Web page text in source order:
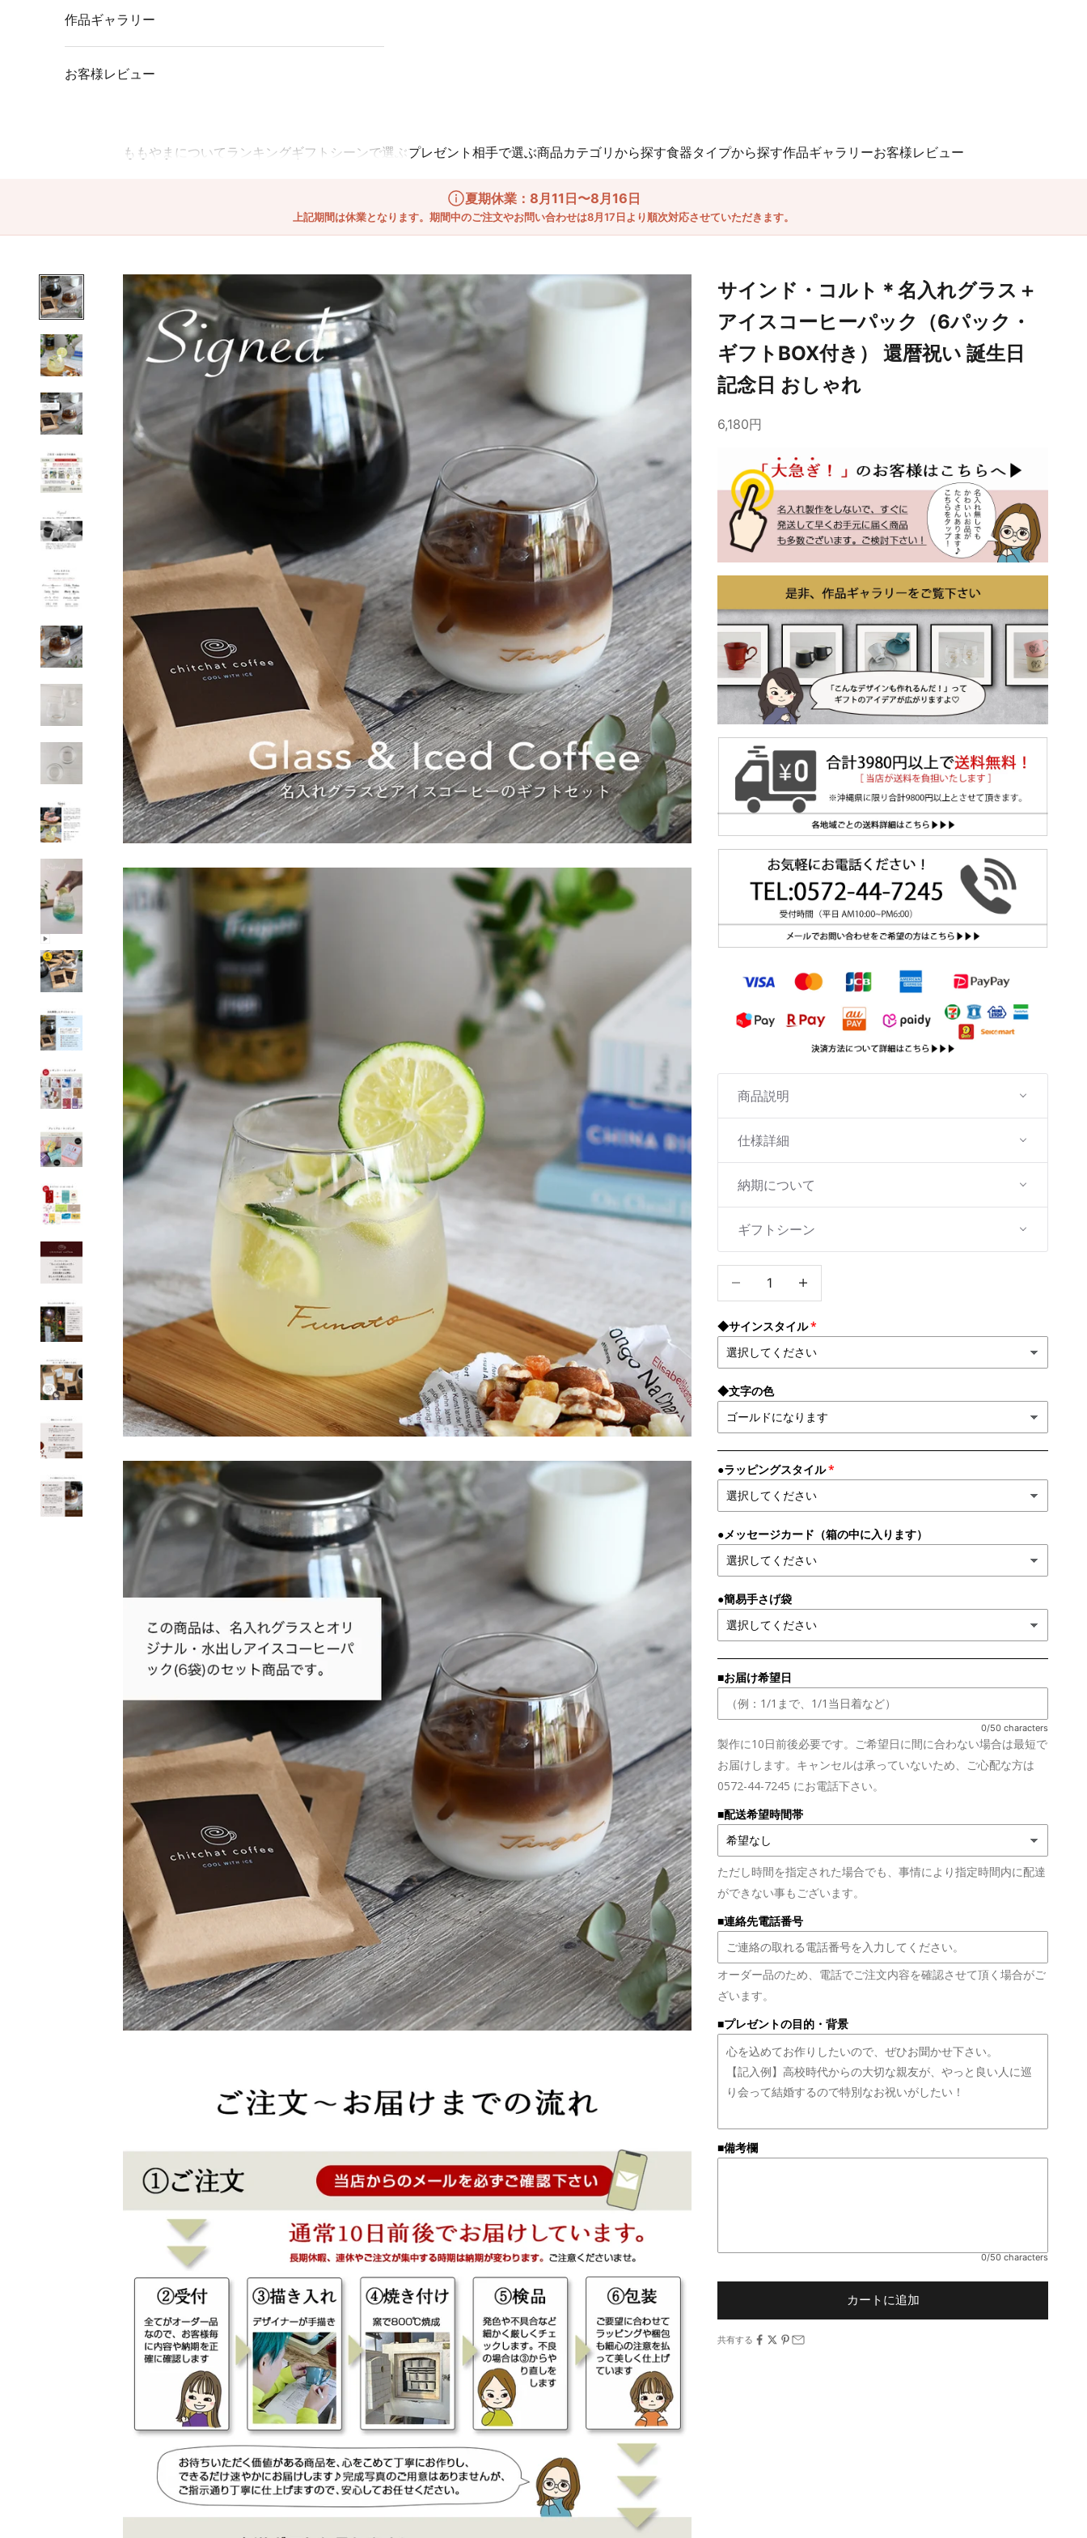
ももやまについて ランキングギフトシーンで選ぶプレゼント相手で選ぶ商品カテゴリから探す食器タイプから探す作品ギャラリーお客様レビュー
作品ギャラリー
お客様レビュー
夏期休業：8月11日〜8月16日
上記期間は休業となります。期間中のご注文やお問い合わせは8月17日より順次対応させていただきます。
サインド・コルト＊名入れグラス＋
アイスコーヒーパック（6パック・
ギフトBOX付き） 還暦祝い 誕生日
記念日 おしゃれ
6,180円
商品説明
仕様詳細
納期について
ギフトシーン
数量を減らす 数量を増やす
◆サインスタイル
◆文字の色
●ラッピングスタイル
●メッセージカード（箱の中に入ります）
●簡易手さげ袋
■お届け希望日
0/50 characters
製作に10日前後必要です。ご希望日に間に合わない場合は最短で
お届けします。キャンセルは承っていないため、ご心配な方は
0572-44-7245 にお電話下さい。
■配送希望時間帯
ただし時間を指定された場合でも、事情により指定時間内に配達
ができない事もございます。
■連絡先電話番号
オーダー品のため、電話でご注文内容を確認させて頂く場合がご
ざいます。
■プレゼントの目的・背景
■備考欄
0/50 characters
カートに追加
共有する